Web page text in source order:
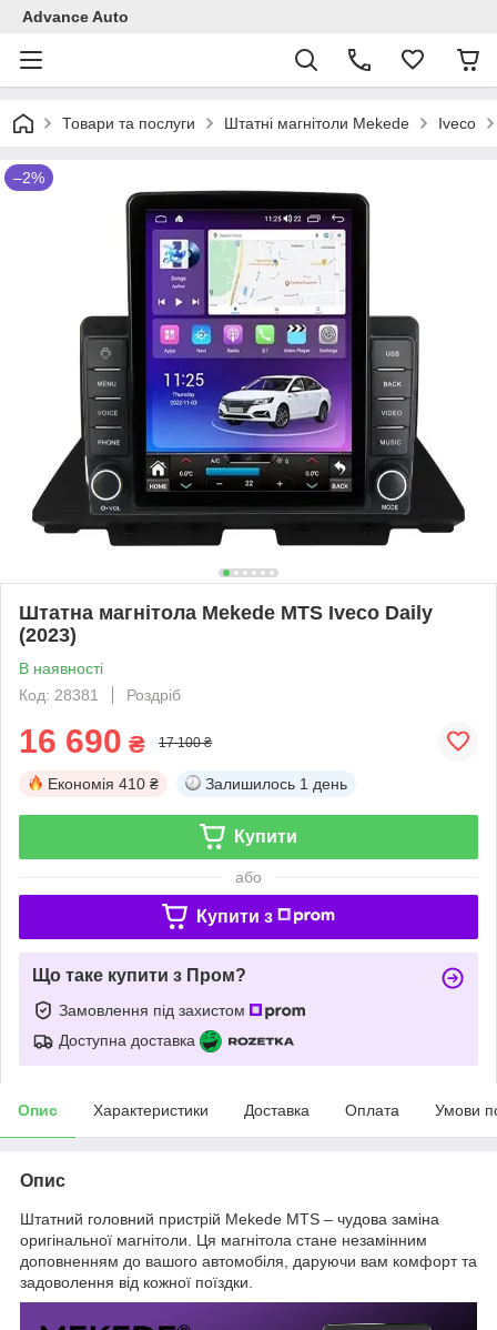
Advance Auto
Товари та послуги Штатні магнітоли Mekede Iveco
–2%
Штатна магнітола Mekede MTS Iveco Daily
(2023)
В наявності
Код: 28381
Роздріб
16 690 ₴ 17 100 ₴
Економія 410 ₴ Залишилось 1 день
Купити
або
Купити з
Що таке купити з Пром?
Замовлення під захистом
Доступна доставка
Опис Характеристики Доставка Оплата Умови
Опис
Штатний головний пристрій Mekede MTS – чудова заміна
оригінальної магнітоли. Ця магнітола стане незамінним
доповненням до вашого автомобіля, даруючи вам комфорт та
задоволення від кожної поїздки.